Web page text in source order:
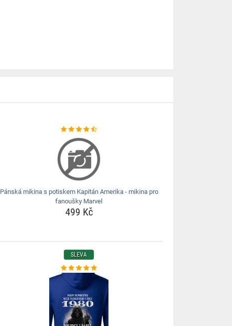
Pánská mikina s potiskem Kapitán Amerika - mikina pro
fanoušky Marvel
499 Kč
SLEVA